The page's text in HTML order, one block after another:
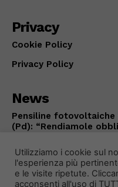
Privacy
Cookie Policy
Privacy Policy
News
Pensiline
(Pd): “Rendiamole
Utilizziamo i cookie sul
l'esperienza più
e le visite ripetute.
acconsenti all'uso di